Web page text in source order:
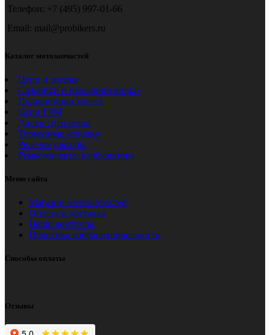
Телефон: +7 (495) 997-01-66
Email: mail@probikers.ru
Каталог мотозапчастей
Цепи и звезды
Сальники и пыльники вилки
Подшипники колеса
Цепи ГРМ
Диски сцепления
Тормозные колодки
Реле регуляторы
Ремкомплекты карбюратора
Меню сайта
Магазин мотозапчастей
Оплата и доставка
Наши контакты
Политика конфиденциальности
Способы оплаты
Отзывы